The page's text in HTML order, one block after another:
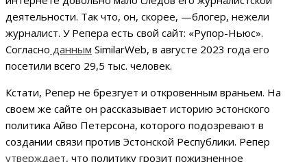
деятельности. Так что, он, скорее, —блогер, нежели
журналист. У Репера есть свой сайт: «Рупор-Ньюс».
Согласно данным SimilarWeb, в августе 2023 года его
посетили всего 29,5 тыс. человек.
Кстати, Репер не брезгует и откровенным враньем. На
своем же сайте он рассказывает историю эстонского
политика Айво Петерсона, которого подозревают в
создании связи против Эстонской Республики. Репер
утверждает, что политику грозит пожизненное